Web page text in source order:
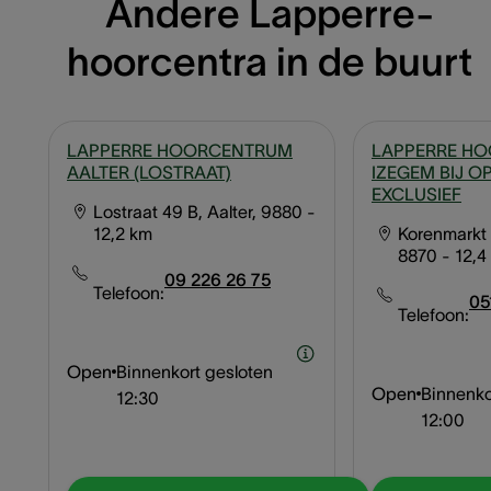
Andere Lapperre-
hoorcentra in de buurt
LAPPERRE HOORCENTRUM
AALTER (LOSTRAAT)
Lostraat 49 B, Aalter, 9880 -
12,2 km
Telefoon:
09 226 26 75
Open Binnenkort gesloten
12:30
LAPPERRE
IZEGEM BIJ
EXCLUSIEF
8870 - 12,4
Telefoon:
Open
12:00